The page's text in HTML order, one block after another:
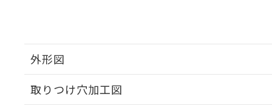
外形図
取りつけ穴加工図